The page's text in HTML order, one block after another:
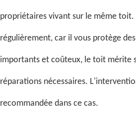
propriétaires vivant sur le même
régulièrement, car il vous protège
importants et coûteux, le toit mérite
réparations nécessaires.
recommandée dans ce cas.